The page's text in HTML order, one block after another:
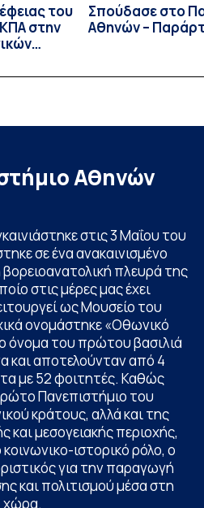
του
στην
Σπούδασε στο
Αθηνών –
Αθηνών
στις 3 Μαΐου του
σε ένα ανακαινισμένο
πλευρά της
στις μέρες μας έχει
ως Μουσείο του
ονομάστηκε «Οθωνικό
όνομα του πρώτου βασιλιά
και αποτελούνταν από 4
με 52 φοιτητές. Καθώς
Πανεπιστήμιο του
κράτους, αλλά και της
και μεσογειακής περιοχής,
ιστορικό ρόλο, ο
για την παραγωγή
και πολιτισμού μέσα στη
χώρα.